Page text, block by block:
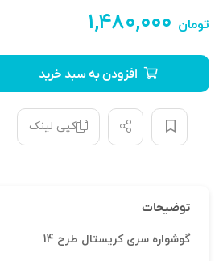
۱,۴۸۰,۰۰۰ تومان
افزودن به سبد خرید
کپی لینک
توضیحات
گوشواره سری کریستال طرح 14